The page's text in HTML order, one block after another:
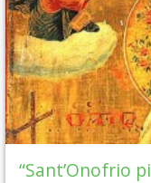
“Sant’Onofrio